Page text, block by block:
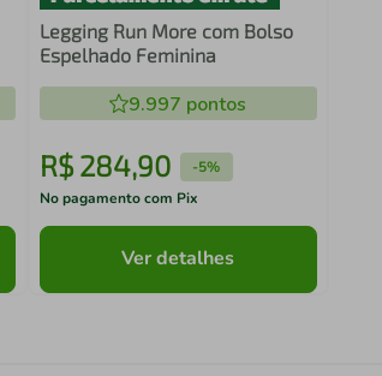
Legging Run More com Bolso
Espelhado Feminina
9.997 pontos
R$ 284,90 -5%
No pagamento com Pix
Ver detalhes